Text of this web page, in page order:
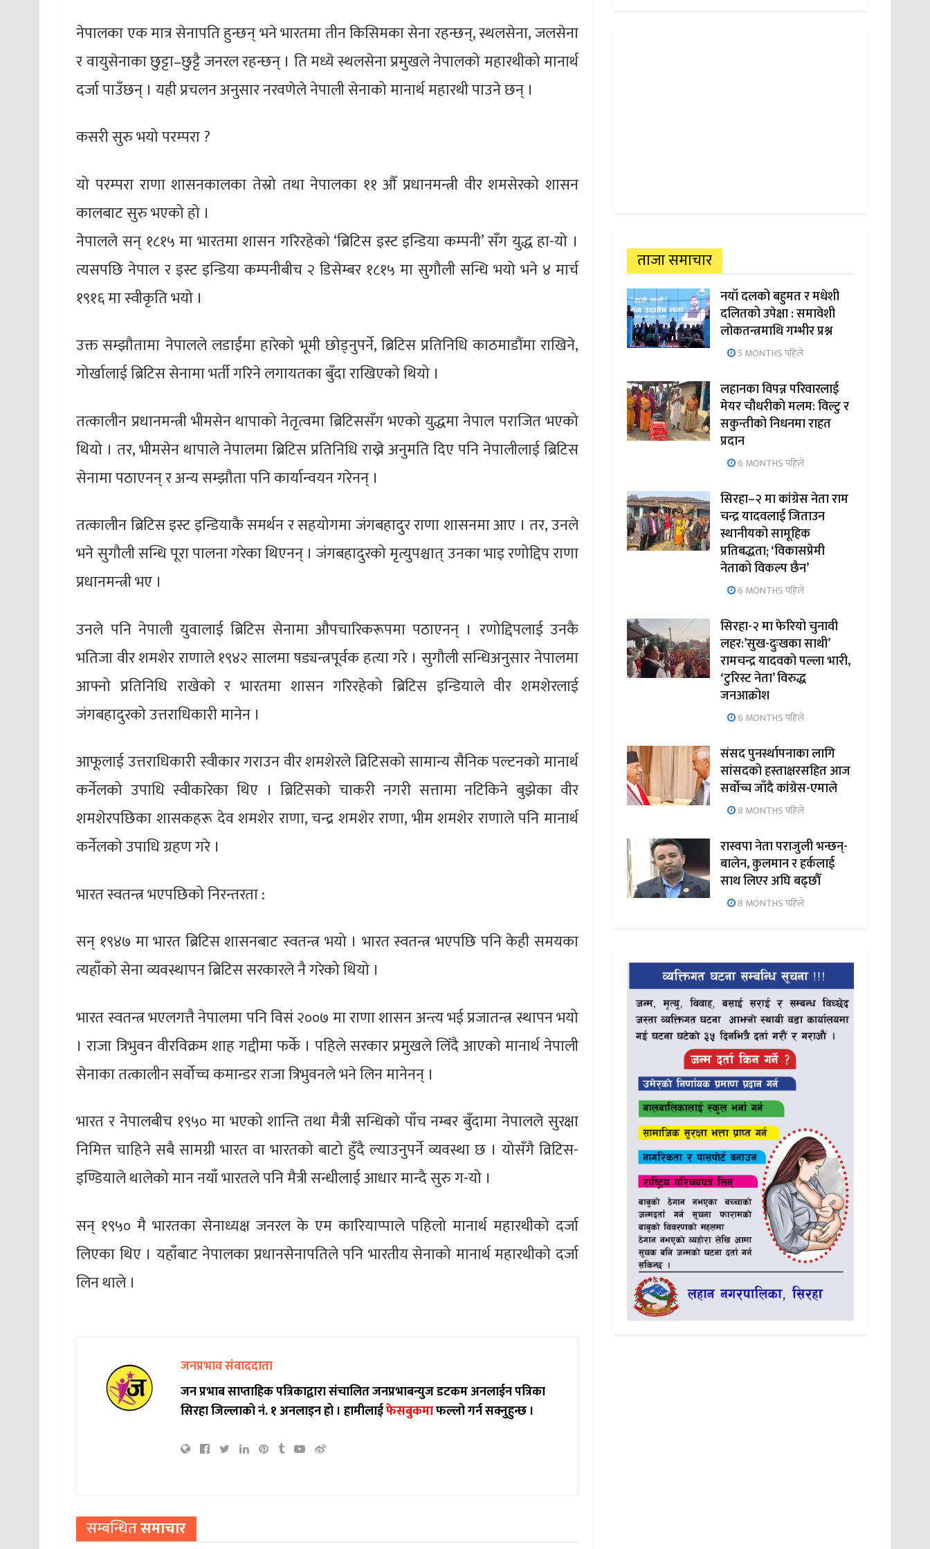
नेपालका एक मात्र सेनापति हुन्छन् भने भारतमा तीन किसिमका सेना रहन्छन्, स्थलसेना, जलसेना
र वायुसेनाका छुट्टा–छुट्टै जनरल रहन्छन् । ति मध्ये स्थलसेना प्रमुखले नेपालको महारथीको मानार्थ
दर्जा पाउँछन् । यही प्रचलन अनुसार नरवणेले नेपाली सेनाको मानार्थ महारथी पाउने छन् ।
कसरी सुरु भयो परम्परा ?
यो परम्परा राणा शासनकालका तेस्रो तथा नेपालका ११ औँ प्रधानमन्त्री वीर शमसेरको शासन
कालबाट सुरु भएको हो ।
नेपालले सन् १८१५ मा भारतमा शासन गरिरहेको ‘ब्रिटिस इस्ट इन्डिया कम्पनी’ सँग युद्ध हा-यो ।
त्यसपछि नेपाल र इस्ट इन्डिया कम्पनीबीच २ डिसेम्बर १८१५ मा सुगौली सन्धि भयो भने ४ मार्च
१९१६ मा स्वीकृति भयो ।
उक्त सम्झौतामा नेपालले लडाईंमा हारेको भूमी छोड्नुपर्ने, ब्रिटिस प्रतिनिधि काठमाडौंमा राखिने,
गोर्खालाई ब्रिटिस सेनामा भर्ती गरिने लगायतका बुँदा राखिएको थियो ।
तत्कालीन प्रधानमन्त्री भीमसेन थापाको नेतृत्वमा ब्रिटिससँग भएको युद्धमा नेपाल पराजित भएको
थियो । तर, भीमसेन थापाले नेपालमा ब्रिटिस प्रतिनिधि राख्ने अनुमति दिए पनि नेपालीलाई ब्रिटिस
सेनामा पठाएनन् र अन्य सम्झौता पनि कार्यान्वयन गरेनन् ।
तत्कालीन ब्रिटिस इस्ट इन्डियाकै समर्थन र सहयोगमा जंगबहादुर राणा शासनमा आए । तर, उनले
भने सुगौली सन्धि पूरा पालना गरेका थिएनन् । जंगबहादुरको मृत्युपश्चात् उनका भाइ रणोद्दिप राणा
प्रधानमन्त्री भए ।
उनले पनि नेपाली युवालाई ब्रिटिस सेनामा औपचारिकरूपमा पठाएनन् । रणोद्दिपलाई उनकै
भतिजा वीर शमशेर राणाले १९४२ सालमा षड्यन्त्रपूर्वक हत्या गरे । सुगौली सन्धिअनुसार नेपालमा
आफ्नो प्रतिनिधि राखेको र भारतमा शासन गरिरहेको ब्रिटिस इन्डियाले वीर शमशेरलाई
जंगबहादुरको उत्तराधिकारी मानेन ।
आफूलाई उत्तराधिकारी स्वीकार गराउन वीर शमशेरले व्रिटिसको सामान्य सैनिक पल्टनको मानार्थ
कर्नेलको उपाधि स्वीकारेका थिए । ब्रिटिसको चाकरी नगरी सत्तामा नटिकिने बुझेका वीर
शमशेरपछिका शासकहरू देव शमशेर राणा, चन्द्र शमशेर राणा, भीम शमशेर राणाले पनि मानार्थ
कर्नेलको उपाधि ग्रहण गरे ।
भारत स्वतन्त्र भएपछिको निरन्तरता :
सन् १९४७ मा भारत ब्रिटिस शासनबाट स्वतन्त्र भयो । भारत स्वतन्त्र भएपछि पनि केही समयका
त्यहाँको सेना व्यवस्थापन ब्रिटिस सरकारले नै गरेको थियो ।
भारत स्वतन्त्र भएलगत्तै नेपालमा पनि विसं २००७ मा राणा शासन अन्त्य भई प्रजातन्त्र स्थापन भयो
। राजा त्रिभुवन वीरविक्रम शाह गद्दीमा फर्के । पहिले सरकार प्रमुखले लिँदै आएको मानार्थ नेपाली
सेनाका तत्कालीन सर्वोच्च कमान्डर राजा त्रिभुवनले भने लिन मानेनन् ।
भारत र नेपालबीच १९५० मा भएको शान्ति तथा मैत्री सन्धिको पाँच नम्बर बुँदामा नेपालले सुरक्षा
निमित्त चाहिने सबै सामग्री भारत वा भारतको बाटो हुँदै ल्याउनुपर्ने व्यवस्था छ । योसँगै व्रिटिस-
इण्डियाले थालेको मान नयाँ भारतले पनि मैत्री सन्धीलाई आधार मान्दै सुरु ग-यो ।
सन् १९५० मै भारतका सेनाध्यक्ष जनरल के एम कारियाप्पाले पहिलो मानार्थ महारथीको दर्जा
लिएका थिए । यहाँबाट नेपालका प्रधानसेनापतिले पनि भारतीय सेनाको मानार्थ महारथीको दर्जा
लिन थाले ।
जनप्रभाव संवाददाता
जन प्रभाब साप्ताहिक पत्रिकाद्वारा संचालित जनप्रभाबन्युज डटकम अनलाईन पत्रिका
सिरहा जिल्लाको नं. १ अनलाइन हो ।हामीलाईफेसबुकमाफल्लो गर्न सक्नुहुन्छ ।
सम्बन्धितसमाचार
ताजा समाचार
नयाँ दलको बहुमत र मधेशी
दलितको उपेक्षा : समावेशी
लोकतन्त्रमाथि गम्भीर प्रश्न
5 MONTHS पहिले
लहानका विपन्न परिवारलाई
मेयर चौधरीको मलम: विल्टु र
सकुन्तीको निधनमा राहत
प्रदान
6 MONTHS पहिले
सिरहा–२ मा कांग्रेस नेता राम
चन्द्र यादवलाई जिताउन
स्थानीयको सामूहिक
प्रतिबद्धता; ‘विकासप्रेमी
नेताको विकल्प छैन’
6 MONTHS पहिले
सिरहा-२ मा फेरियो चुनावी
लहर:’सुख-दुःखका साथी’
रामचन्द्र यादवको पल्ला भारी,
‘टुरिस्ट नेता’ विरुद्ध
जनआक्रोश
6 MONTHS पहिले
संसद पुनर्स्थापनाका लागि
सांसदको हस्ताक्षरसहित आज
सर्वोच्च जाँदै कांग्रेस-एमाले
8 MONTHS पहिले
रास्वपा नेता पराजुली भन्छन्-
बालेन, कुलमान र हर्कलाई
साथ लिएर अघि बढ्छौँ
8 MONTHS पहिले